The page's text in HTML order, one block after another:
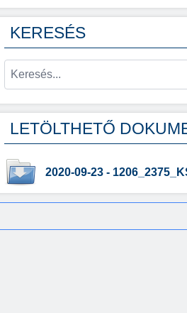
KERESÉS
LETÖLTHETŐ
2020-09-23 -